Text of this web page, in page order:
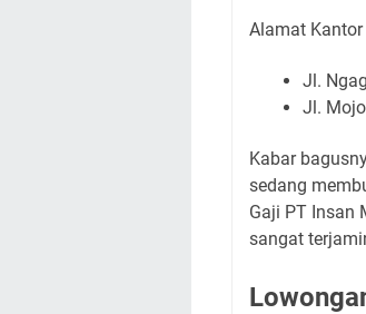
Alamat
Jl.
Jl.
Kabar
sedang
Gaji PT Insan
sangat